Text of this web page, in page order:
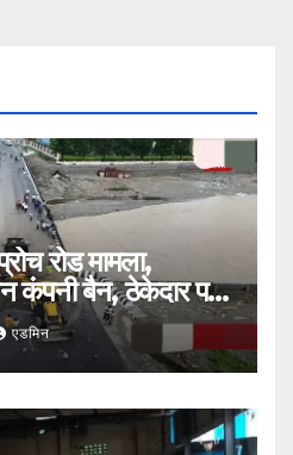
रोड मामला,
कंपनी बैन, ठेकेदार पर
एडमिन